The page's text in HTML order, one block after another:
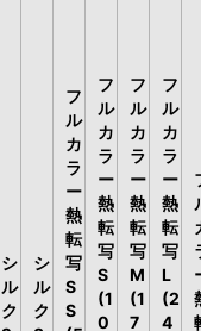
シ
ル
ク
シ
ル
ク
フ
ル
カ
ラ
ー
熱
転
写
S
S
フ
ル
カ
ラ
ー
熱
転
写
S
(1
0
フ
ル
カ
ラ
ー
熱
転
写
M
(1
7
フ
ル
カ
ラ
ー
熱
転
写
L
(2
4